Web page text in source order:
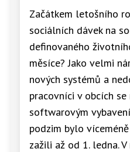
Začátkem letošního
sociálních dávek na
definovaného
měsíce? Jako velmi
nových systémů a
pracovníci v obcích
softwarovým
podzim bylo
zažili až od 1. ledna.